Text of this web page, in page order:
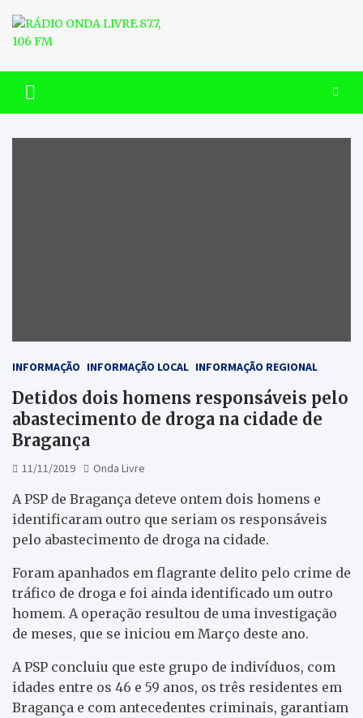
content
RÁDIO ONDA LIVRE 87.7, 106
FM
INFORMAÇÃO INFORMAÇÃO LOCAL INFORMAÇÃO REGIONAL
Detidos dois homens responsáveis pelo
abastecimento de droga na cidade de
Bragança
11/11/2019 Onda Livre
A PSP de Bragança deteve ontem dois homens e
identificaram outro que seriam os responsáveis
pelo abastecimento de droga na cidade.
Foram apanhados em flagrante delito pelo crime de
tráfico de droga e foi ainda identificado um outro
homem. A operação resultou de uma investigação
de meses, que se iniciou em Março deste ano.
A PSP concluiu que este grupo de indivíduos, com
idades entre os 46 e 59 anos, os três residentes em
Bragança e com antecedentes criminais, garantiam